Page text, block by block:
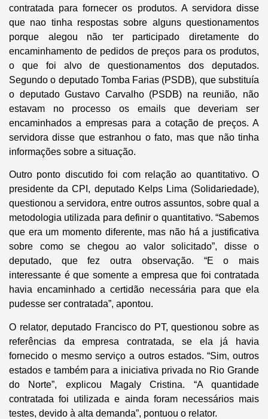
contratada para fornecer os produtos. A servidora disse
que nao tinha respostas sobre alguns questionamentos
porque alegou não ter participado diretamente do
encaminhamento de pedidos de preços para os produtos,
o que foi alvo de questionamentos dos deputados.
Segundo o deputado Tomba Farias (PSDB), que substituía
o deputado Gustavo Carvalho (PSDB) na reunião, não
estavam no processo os emails que deveriam ser
encaminhados a empresas para a cotação de preços. A
servidora disse que estranhou o fato, mas que não tinha
informações sobre a situação.
Outro ponto discutido foi com relação ao quantitativo. O
presidente da CPI, deputado Kelps Lima (Solidariedade),
questionou a servidora, entre outros assuntos, sobre qual a
metodologia utilizada para definir o quantitativo. “Sabemos
que era um momento diferente, mas não há a justificativa
sobre como se chegou ao valor solicitado”, disse o
deputado, que fez outra observação. “E o mais
interessante é que somente a empresa que foi contratada
havia encaminhado a certidão necessária para que ela
pudesse ser contratada”, apontou.
O relator, deputado Francisco do PT, questionou sobre as
referências da empresa contratada, se ela já havia
fornecido o mesmo serviço a outros estados. “Sim, outros
estados e também para a iniciativa privada no Rio Grande
do Norte”, explicou Magaly Cristina. “A quantidade
contratada foi utilizada e ainda foram necessários mais
testes, devido à alta demanda”, pontuou o relator.